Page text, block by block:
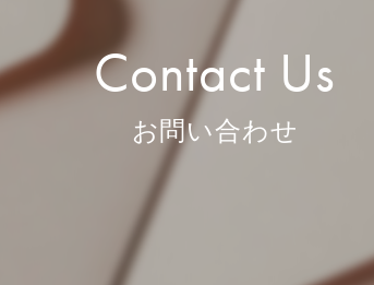
Contact Us
お問い合わせ